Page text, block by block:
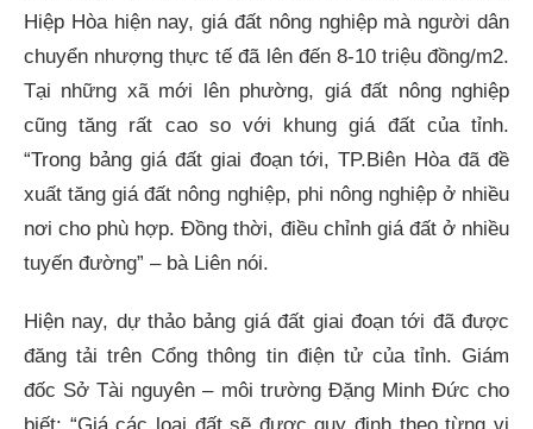
Hiệp Hòa hiện nay, giá đất nông nghiệp mà người dân
chuyển nhượng thực tế đã lên đến 8-10 triệu đồng/m2.
Tại những xã mới lên phường, giá đất nông nghiệp
cũng tăng rất cao so với khung giá đất của tỉnh.
“Trong bảng giá đất giai đoạn tới, TP.Biên Hòa đã đề
xuất tăng giá đất nông nghiệp, phi nông nghiệp ở nhiều
nơi cho phù hợp. Đồng thời, điều chỉnh giá đất ở nhiều
tuyến đường” – bà Liên nói.
Hiện nay, dự thảo bảng giá đất giai đoạn tới đã được
đăng tải trên Cổng thông tin điện tử của tỉnh. Giám
đốc Sở Tài nguyên – môi trường Đặng Minh Đức cho
biết: “Giá các loại đất sẽ được quy định theo từng vị